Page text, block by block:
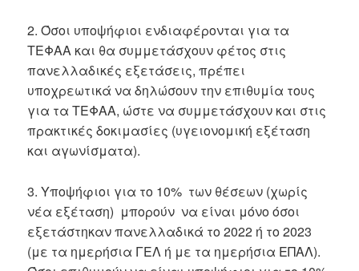
2. Όσοι υποψήφιοι ενδιαφέρονται για τα
ΤΕΦΑΑ και θα συμμετάσχουν φέτος στις
πανελλαδικές εξετάσεις, πρέπει
υποχρεωτικά να δηλώσουν την επιθυμία τους
για τα ΤΕΦΑΑ, ώστε να συμμετάσχουν και στις
πρακτικές δοκιμασίες (υγειονομική εξέταση
και αγωνίσματα).
3. Υποψήφιοι για το 10% των θέσεων (χωρίς
νέα εξέταση) μπορούν να είναι μόνο όσοι
εξετάστηκαν πανελλαδικά το 2022 ή το 2023
(με τα ημερήσια ΓΕΛ ή με τα ημερήσια ΕΠΑΛ).